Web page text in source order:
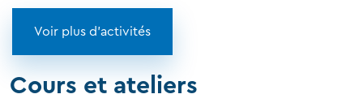
Voir plus d'activités
Cours et ateliers